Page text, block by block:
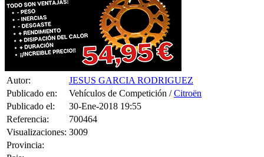
Autor:
JESUS GARCIA RODRIGUEZ
Publicado en:
Vehículos de Competición /Citroën
Publicado el:
30-Ene-2018 19:55
Referencia:
700464
Visualizaciones: 3009
Provincia: